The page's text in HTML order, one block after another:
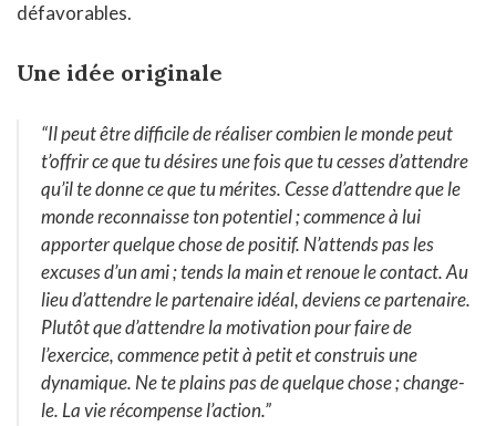
défavorables.
Une idée originale
“Il peut être difficile de réaliser combien le monde peut
t’offrir ce que tu désires une fois que tu cesses d’attendre
qu’il te donne ce que tu mérites.Cesse d’attendre que le
monde reconnaisse ton potentiel ; commence à lui
apporter quelque chose de positif. N’attends pas les
excuses d’un ami ; tends la main et renoue le contact. Au
lieu d’attendre le partenaire idéal, deviens ce partenaire.
Plutôt que d’attendre la motivation pour faire de
l’exercice, commence petit à petit et construis une
dynamique. Ne te plains pas de quelque chose ; change-
le. La vie récompense l’action.”